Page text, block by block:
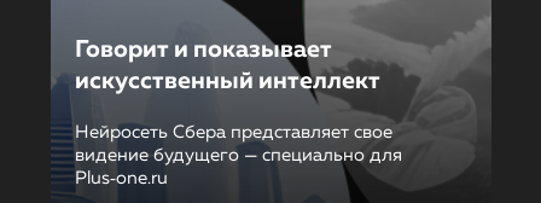
Говорит и показывает
искусственный интеллект
Нейросеть Сбера представляет свое
видение будущего — специально для
Plus‑one.ru